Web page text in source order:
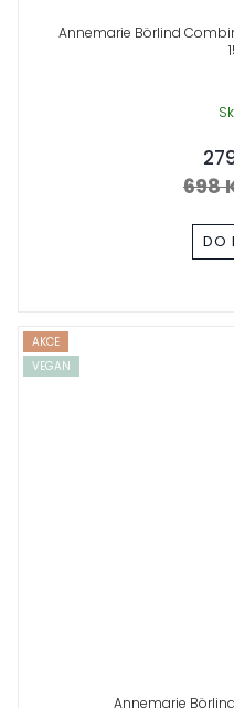
Annemarie Börlind
698
DO
AKCE
VEGAN
Annemarie